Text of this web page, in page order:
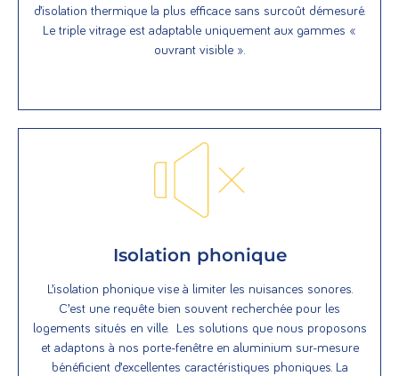
d’isolation thermique la plus efficace sans surcoût démesuré.
Le triple vitrage est adaptable uniquement aux gammes «
ouvrant visible ».
Isolation phonique
L’isolation phonique vise à limiter les nuisances sonores.
C’est une requête bien souvent recherchée pour les
logements situés en ville. Les solutions que nous proposons
et adaptons à nos porte-fenêtre en aluminium sur-mesure
bénéficient d’excellentes caractéristiques phoniques. La